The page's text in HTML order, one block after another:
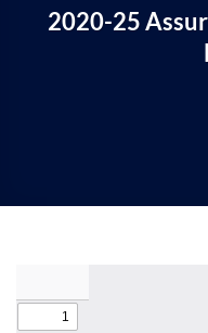
2020-25